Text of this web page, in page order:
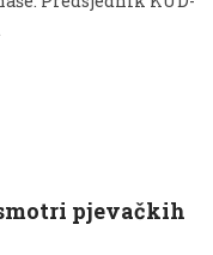
pjevačkih